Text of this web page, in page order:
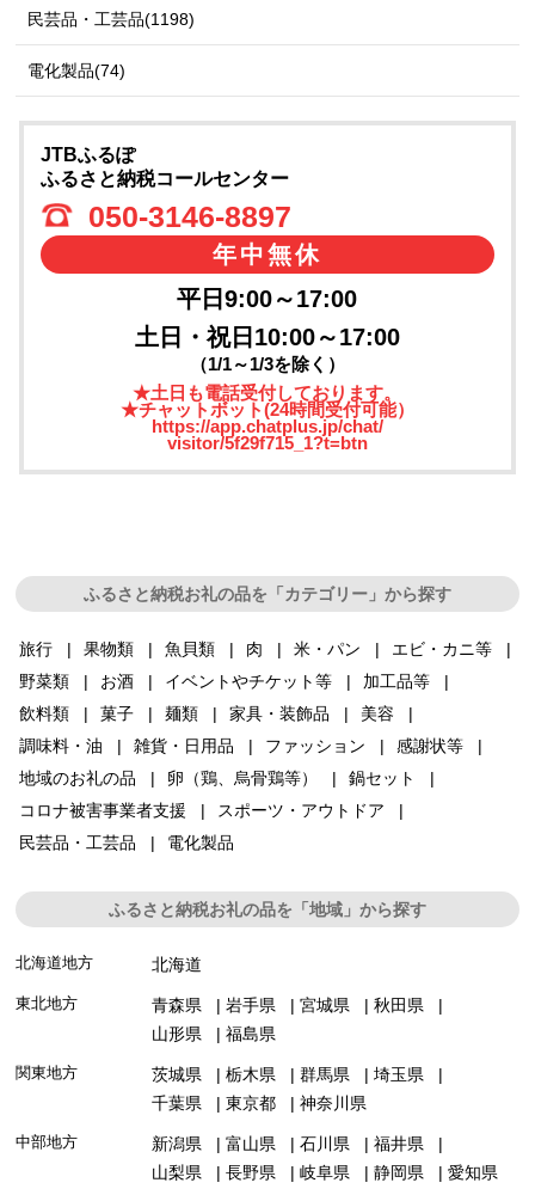
民芸品・工芸品(1198)
電化製品(74)
JTBふるぽ
ふるさと納税コールセンター
050-3146-8897
年中無休
平日9:00～17:00
土日・祝日10:00～17:00
（1/1～1/3を除く）
★土日も電話受付しております。
★チャットボット(24時間受付可能）
https://app.chatplus.jp/chat/
visitor/5f29f715_1?t=btn
ふるさと納税お礼の品を「カテゴリー」から探す
旅行 果物類 魚貝類 肉 米・パン
エビ・カニ等
野菜類
お酒 イベントやチケット等
加工品等
飲料類
菓子 麺類 家具・装飾品
美容
調味料・油
雑貨・日用品 ファッション
感謝状等
地域のお礼の品
卵（鶏、烏骨鶏等）
鍋セット
コロナ被害事業者支援
スポーツ・アウトドア
民芸品・工芸品
電化製品
ふるさと納税お礼の品を「地域」から探す
北海道地方 北海道
東北地方 青森県 岩手県 宮城県
秋田県
山形県
福島県
関東地方 茨城県 栃木県 群馬県
埼玉県
千葉県
東京都 神奈川県
中部地方 新潟県 富山県 石川県
福井県
山梨県
長野県 岐阜県 静岡県 愛知県